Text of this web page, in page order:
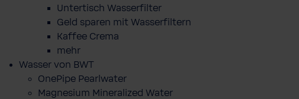
Untertisch Wasserfilter
Geld sparen mit Wasserfiltern
Kaffee Crema
mehr
Wasser von BWT
OnePipe Pearlwater
Magnesium Mineralized Water